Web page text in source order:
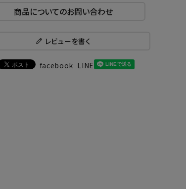
商品についてのお問い合わせ
レビューを書く
facebook LINE